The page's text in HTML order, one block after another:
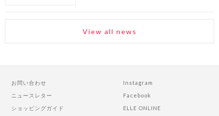
View all news
お問い合わせ
ニュースレター
ショッピングガイド
Instagram
Facebook
ELLE ONLINE